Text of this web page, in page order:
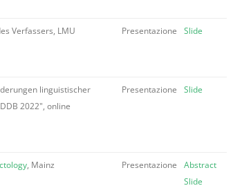
Verfassers, LMU Presentazione Slide
linguistischer
2022", online
Presentazione Slide
, Mainz Presentazione
Abstract
Slide